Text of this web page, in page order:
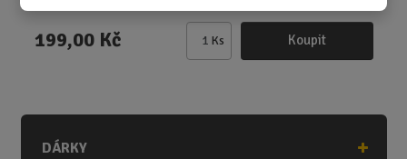
199,00 Kč
Z
Ks Koupit
DÁRKY